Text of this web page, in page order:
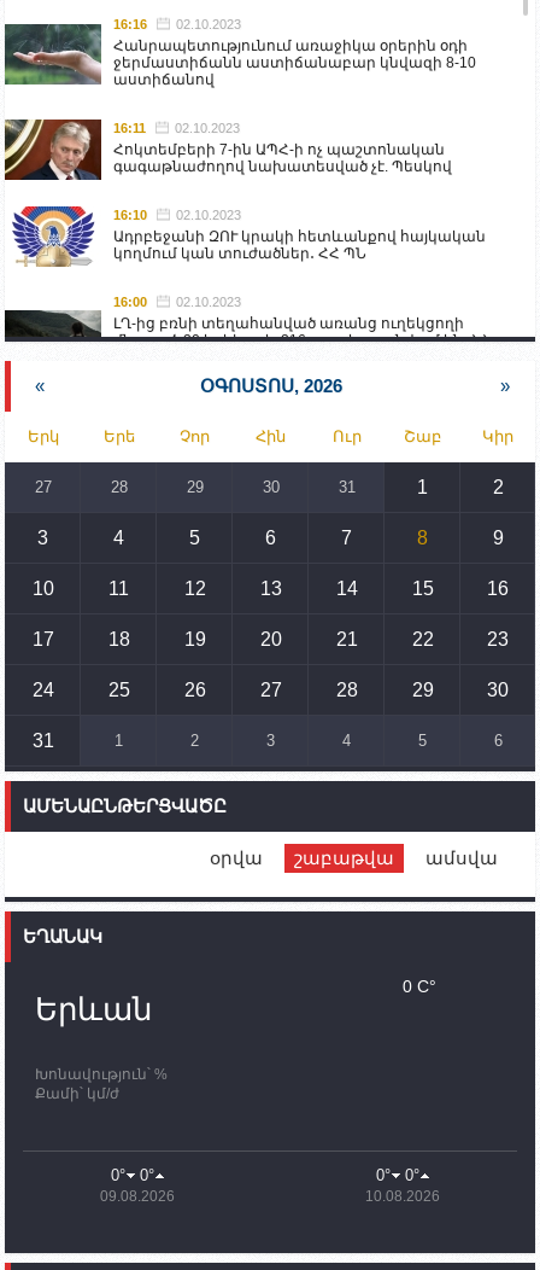
16:16 02.10.2023
Հանրապետությունում առաջիկա օրերին օդի
ջերմաստիճանն աստիճանաբար կնվազի 8-10
աստիճանով
16:11 02.10.2023
Հոկտեմբերի 7-ին ԱՊՀ-ի ոչ պաշտոնական
գագաթնաժողով նախատեսված չէ. Պեսկով
16:10 02.10.2023
Ադրբեջանի ԶՈՒ կրակի հետևանքով հայկական
կողմում կան տուժածներ․ ՀՀ ՊՆ
16:00 02.10.2023
ԼՂ-ից բռնի տեղահանված առանց ուղեկցողի
մնացած 20 երեխա և 216 տարեց գտնվում են ՀՀ
նախարարության հոգածության ներքո
Իրանը կողմ է տարածաշրջանի համար շահավետ
տրանսպորտային հաղորդակցությունների
զարգացմանը, սակայն ոչ՝ միջազգային
սահմանների փոփոխությանը
15:10 02.10.2023
սպառնալիքները կասեցնելու համար. իսպանացի
պատգամավորը Գորիսում է
14:54 02.10.2023
տեղակայված հայկական դիրքերի անձնակազմի
ունեն. կիպրոսցի խորհրդարանականը՝ Ալեն
Ֆրանսիայի ԱԳ նախարարը կայցելի Հայաստան
պատասխանատուներ կմնան ԼՂ-ում՝ մինչև
որոնողափրկարարական աշխատանքների
11:03
ՄԱԿ-ի առաքելությունը շատ, շատ, շատ օգտակար
Ադրբեջանի փոխվարչապետն այսօր կմեկնի
Ստեփանակերտ
10:07 02.10.2023
« ՕԳՈՍՏՈՍ, 2026 »
Երկ Երե Չոր Հին Ուր Շաբ Կիր
27 28 29 30 31 1 2
3 4 5 6 7 8 9
10 11 12 13 14 15 16
17 18 19 20 21 22 23
24 25 26 27 28 29 30
31 1 2 3 4 5 6
ԱՄԵՆԱԸՆԹԵՐՑՎԱԾԸ
օրվա շաբաթվա ամսվա
ԵՂԱՆԱԿ
Երևան
Խոնավություն՝ %
Քամի՝ կմ/ժ
0 C°
0° 0°
09.08.2026
0° 0°
10.08.2026